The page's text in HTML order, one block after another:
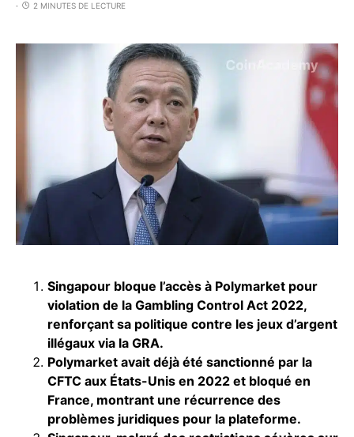
2 MINUTES DE LECTURE
Singapour bloque l’accès à Polymarket pour
violation de la Gambling Control Act 2022,
renforçant sa politique contre les jeux d’argent
illégaux via la GRA.
Polymarket avait déjà été sanctionné par la
CFTC aux États-Unis en 2022 et bloqué en
France, montrant une récurrence des
problèmes juridiques pour la plateforme.